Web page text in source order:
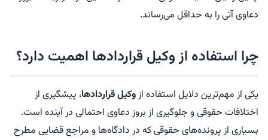
دعاوی آتی را به حداقل می‌رساند.
چرا استفاده از وکیل قراردادها اهمیت دارد؟
یکی از مهم‌ترین دلایل استفاده ازوکیل قراردادها، پیشگیری از
اختلافات حقوقی و جلوگیری از بروز دعاوی احتمالی در آینده است.
بسیاری از پرونده‌های حقوقی که در دادگاه‌ها و مراجع قضایی مطرح